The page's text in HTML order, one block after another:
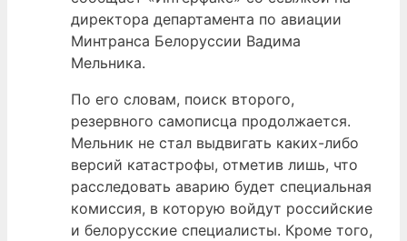
директора департамента по авиации
Минтранса Белоруссии Вадима
Мельника.
По его словам, поиск второго,
резервного самописца продолжается.
Мельник не стал выдвигать каких-либо
версий катастрофы, отметив лишь, что
расследовать аварию будет специальная
комиссия, в которую войдут российские
и белорусские специалисты. Кроме того,